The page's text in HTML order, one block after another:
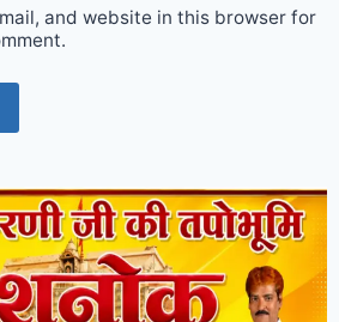
and website in this browser for